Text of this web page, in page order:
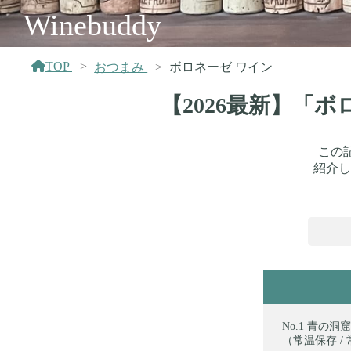
Winebuddy
TOP おつまみ ボロネーゼ ワイン
【2026最新】「
この
紹介
青の洞
（常温保存 /